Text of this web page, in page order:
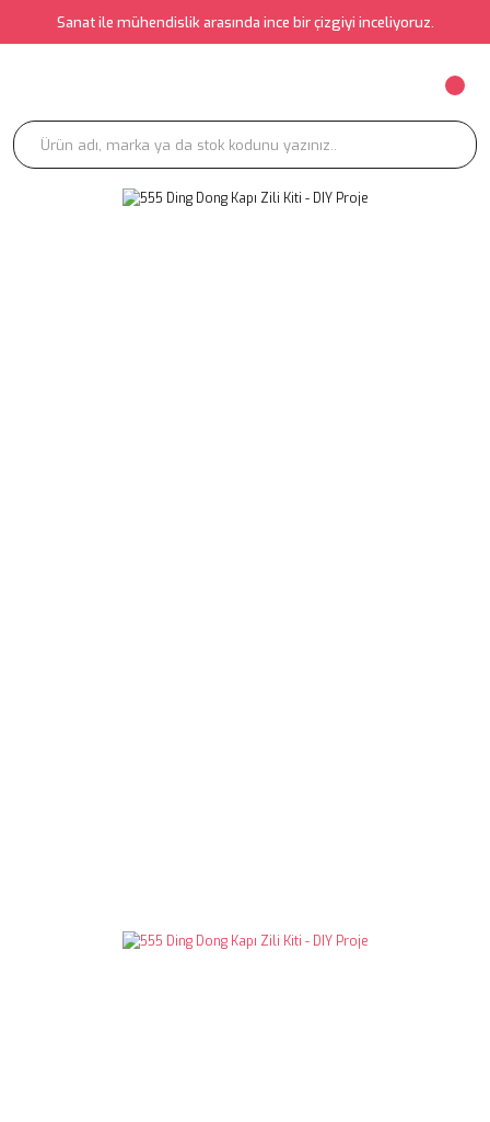
Sanat ile mühendislik arasında ince bir çizgiyi inceliyoruz.